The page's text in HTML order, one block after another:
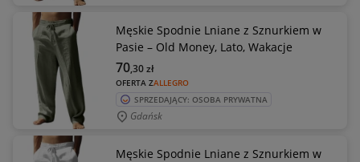
Męskie Spodnie Lniane z Sznurkiem w
Pasie – Old Money, Lato, Wakacje
OFERTA ZALLEGRO
70,30zł
SPRZEDAJĄCY: OSOBA PRYWATNA
Gdańsk
Męskie Spodnie Lniane z Sznurkiem w